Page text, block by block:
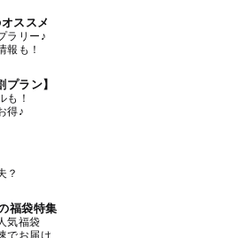
ススメ
ラリー♪
報も！
ラン】
も！
得♪
？
福袋特集
気福袋
でお届け